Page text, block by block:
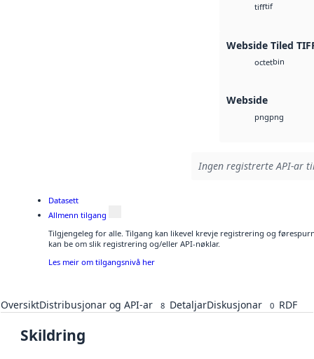
tifftif
Webside Tiled
octetbin
Webside
pngpng
Ingen registrerte API-ar
Datasett
Allmenn tilgang
Tilgjengeleg for alle. Tilgang kan likevel krevje registrering og
kan be om slik registrering og/eller API-nøklar.
Les meir om tilgangsnivå her
OversiktDistribusjonar og API-ar 8 DetaljarDiskusjonar 0 RDF
Skildring